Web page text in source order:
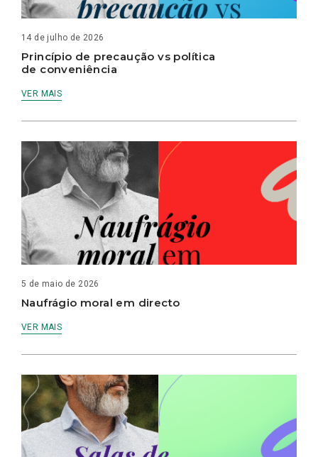
14 de julho de 2026
Princípio de precaução vs política
de conveniência
VER MAIS
5 de maio de 2026
Naufrágio moral em directo
VER MAIS